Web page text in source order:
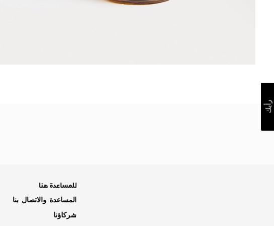
للمساعدة هنا
المساعدة والاتصال بنا
شركاؤنا
رأيك